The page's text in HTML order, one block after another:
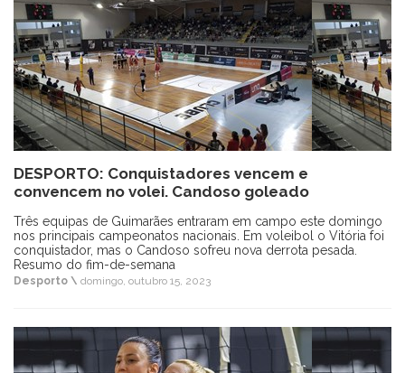
DESPORTO: Conquistadores vencem e
convencem no volei. Candoso goleado
Três equipas de Guimarães entraram em campo este domingo
nos principais campeonatos nacionais. Em voleibol o Vitória foi
conquistador, mas o Candoso sofreu nova derrota pesada.
Resumo do fim-de-semana
Desporto \ domingo, outubro 15, 2023